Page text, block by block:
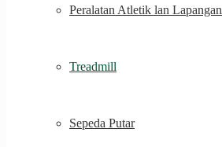
Peralatan Atletik lan Lapangan
Treadmill
Sepeda Putar